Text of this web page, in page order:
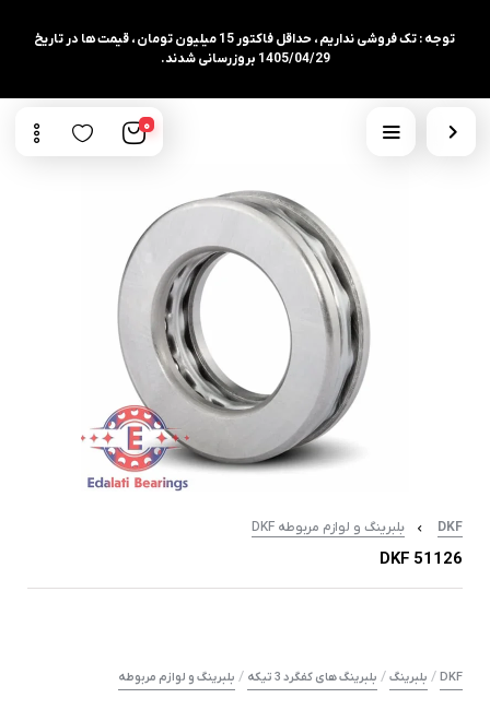
توجه : تک فروشی نداریم ، حداقل فاکتور 15 میلیون تومان ، قیمت ها در تاریخ
1405/04/29 بروزرسانی شدند.
0
DKF بلبرینگ و لوازم مربوطه DKF
51126 DKF
DKF
/ بلبرینگ / بلبرینگ های کفگرد 3 تیکه / بلبرینگ و لوازم مربوطه